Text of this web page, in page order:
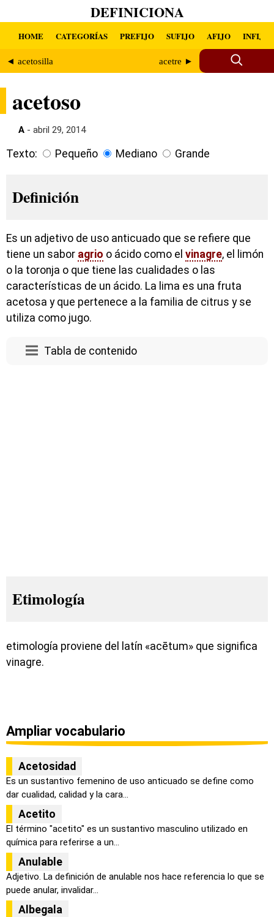
DEFINICIONA
HOME CATEGORÍAS PREFIJO SUFIJO AFIJO INFIJO
◄ acetosilla acetre ►
acetoso
A - abril 29, 2014
Texto: Pequeño Mediano Grande
Definición
Es un adjetivo de uso anticuado que se refiere que
tiene un sabor agrio o ácido como el vinagre, el limón
o la toronja o que tiene las cualidades o las
características de un ácido. La lima es una fruta
acetosa y que pertenece a la familia de citrus y se
utiliza como jugo.
Tabla de contenido
Etimología
etimología proviene del latín «acētum» que significa
vinagre.
Ampliar vocabulario
Acetosidad
Es un sustantivo femenino de uso anticuado se define como
dar cualidad, calidad y la cara...
Acetito
El término "acetito" es un sustantivo masculino utilizado en
química para referirse a un...
Anulable
Adjetivo. La definición de anulable nos hace referencia lo que se
puede anular, invalidar...
Albegala